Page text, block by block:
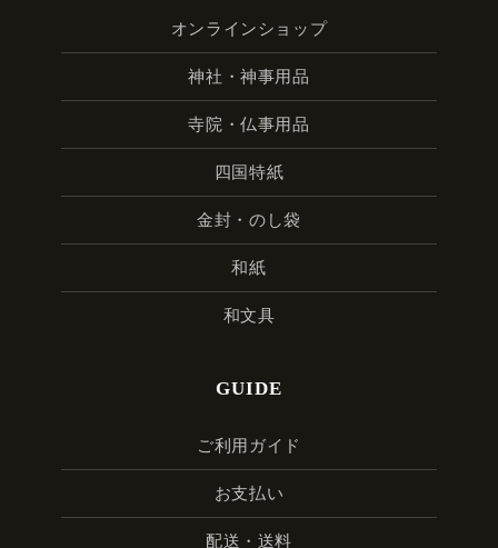
オンラインショップ
神社・神事用品
寺院・仏事用品
四国特紙
金封・のし袋
和紙
和文具
GUIDE
ご利用ガイド
お支払い
配送・送料